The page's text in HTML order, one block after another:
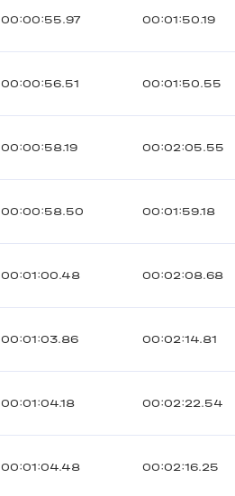
00:00:55.97 00:01:50.19
00:00:56.51 00:01:50.55
00:00:58.19 00:02:05.55
00:00:58.50 00:01:59.18
00:01:00.48 00:02:08.68
00:01:03.86 00:02:14.81
00:01:04.18 00:02:22.54
00:01:04.48 00:02:16.25